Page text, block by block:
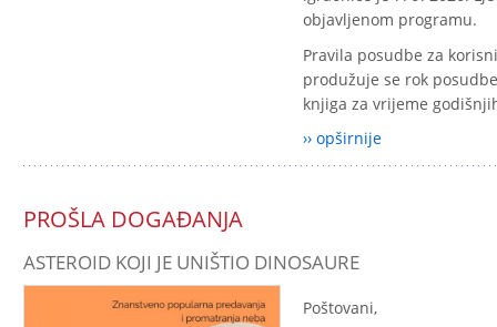
objavljenom programu.
Pravila posudbe za
produžuje se rok
knjiga za vrijeme
›› opširnije
PROŠLA DOGAĐANJA
ASTEROID KOJI JE UNIŠTIO DINOSAURE
Poštovani,